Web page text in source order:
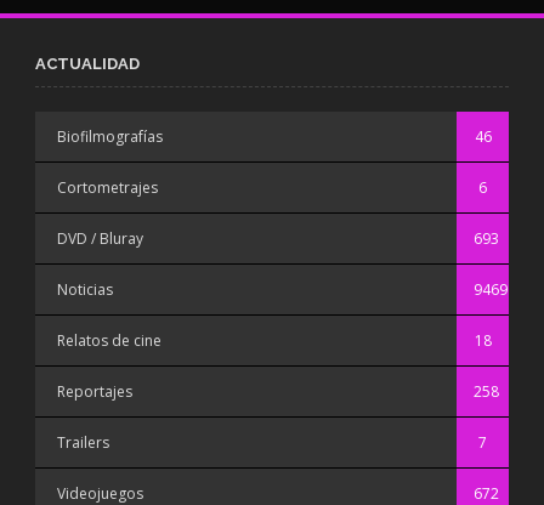
ACTUALIDAD
Biofilmografías 46
Cortometrajes 6
DVD / Bluray 693
Noticias 9469
Relatos de cine 18
Reportajes 258
Trailers 7
Videojuegos 672